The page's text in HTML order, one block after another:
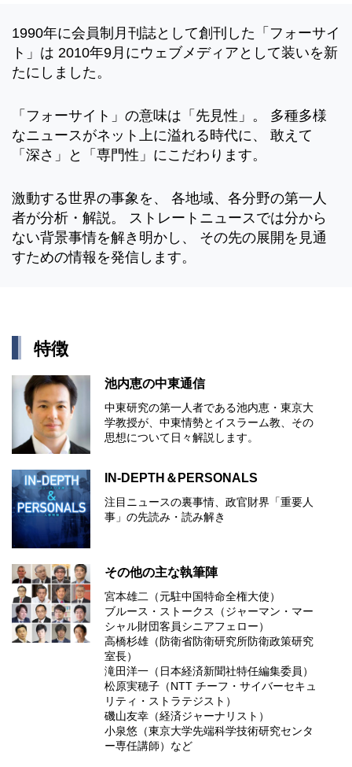
1990年に会員制月刊誌として創刊した「フォーサイ
ト」は 2010年9月にウェブメディアとして装いを新
たにしました。
「フォーサイト」の意味は「先見性」。 多種多様
なニュースがネット上に溢れる時代に、 敢えて
「深さ」と「専門性」にこだわります。
激動する世界の事象を、 各地域、各分野の第一人
者が分析・解説。 ストレートニュースでは分から
ない背景事情を解き明かし、 その先の展開を見通
すための情報を発信します。
特徴
池内恵の中東通信
中東研究の第⼀⼈者である池内恵・東京⼤
学教授が、中東情勢とイスラーム教、その
思想について⽇々解説します。
IN-DEPTH＆PERSONALS
注目ニュースの裏事情、政官財界「重要人
事」の先読み・読み解き
その他の主な執筆陣
宮本雄二（元駐中国特命全権大使）
ブルース・ストークス（ジャーマン・マー
シャル財団客員シニアフェロー）
高橋杉雄（防衛省防衛研究所防衛政策研究
室長）
滝田洋一（日本経済新聞社特任編集委員）
松原実穂子（NTT チーフ・サイバーセキュ
リティ・ストラテジスト）
磯山友幸（経済ジャーナリスト）
小泉悠（東京大学先端科学技術研究センタ
ー専任講師）など